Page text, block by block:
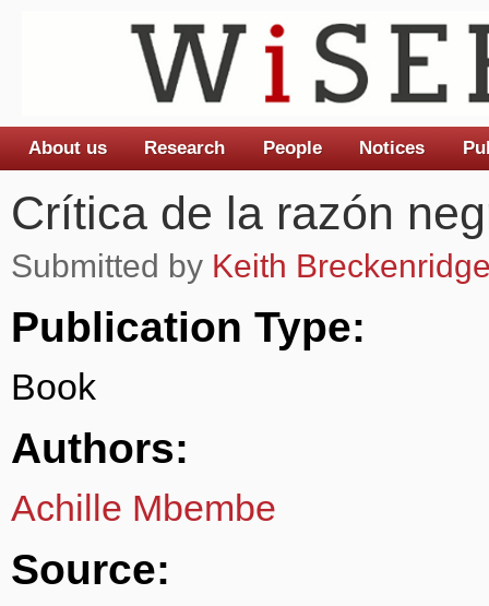
Crítica de la razón
Submitted by Keith
Publication Type:
Book
Authors:
Achille Mbembe
Source:
Main menu
About us Research People Notices